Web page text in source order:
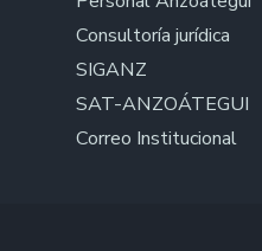
Consultoría jurídica
SIGANZ
SAT-ANZOÁTEGUI
Correo Institucional